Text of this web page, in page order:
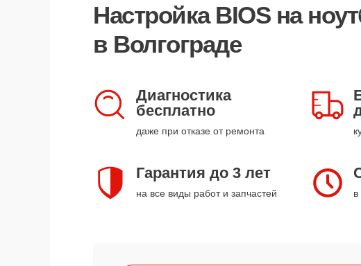
Настройка BIOSна
в Волгограде
Диагностика
бесплатно
даже при отказе от ремонта
Гарантия до 3 лет
на все виды работ и запчастей